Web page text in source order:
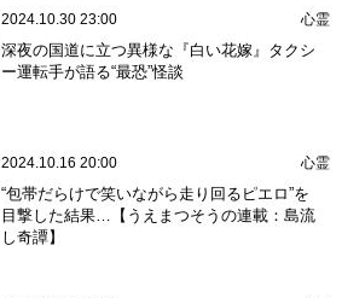
2024.10.30 23:00 心霊
深夜の国道に立つ異様な『白い花嫁』タクシ
ー運転手が語る“最恐”怪談
2024.10.16 20:00 心霊
“包帯だらけで笑いながら走り回るピエロ”を
目撃した結果…【うえまつそうの連載：島流
し奇譚】